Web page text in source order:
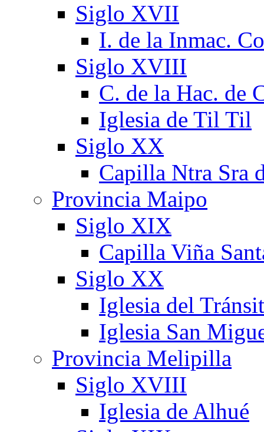
Siglo XVII
I. de la Inmac.
Siglo XVIII
C. de la Hac. de
Iglesia de Til Til
Siglo XX
Capilla Ntra Sra
Provincia Maipo
Siglo XIX
Capilla Viña
Siglo XX
Iglesia del
Iglesia San
Provincia Melipilla
Siglo XVIII
Iglesia de Alhué